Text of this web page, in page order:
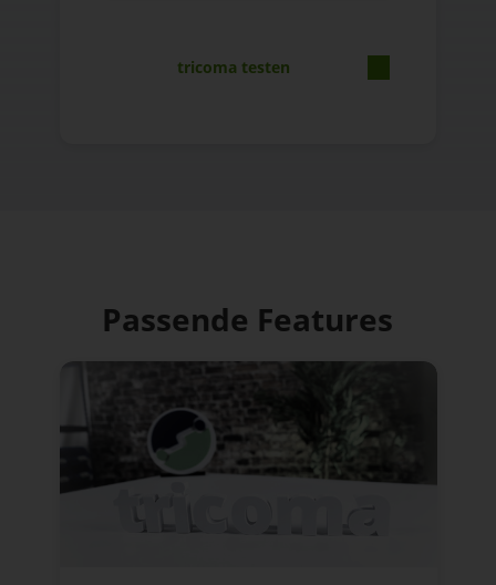
tricoma testen
Passende Features